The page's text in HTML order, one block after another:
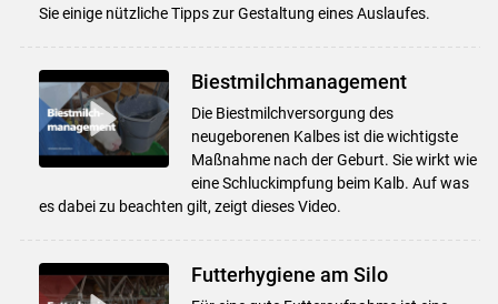
Sie einige nützliche Tipps zur Gestaltung eines Auslaufes.
Biestmilchmanagement
Die Biestmilchversorgung des
neugeborenen Kalbes ist die wichtigste
Maßnahme nach der Geburt. Sie wirkt wie
eine Schluckimpfung beim Kalb. Auf was
es dabei zu beachten gilt, zeigt dieses Video.
Futterhygiene am Silo